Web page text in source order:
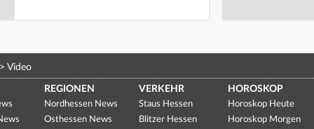
Video
REGIONEN
Nordhessen News
Osthessen News
VERKEHR
Staus Hessen
Blitzer Hessen
HOROSKOP
Horoskop Heute
Horoskop Morgen